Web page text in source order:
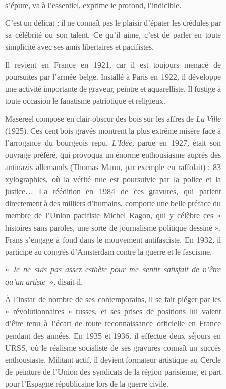
s’épure, va à l’essentiel, exprime le profond, l’indicible.
C’est un délicat : il ne connaît pas le plaisir d’épater les crédules par
sa célébrité ou son talent. Ce qu’il aime, c’est de parler en toute
simplicité avec ses amis libertaires et pacifistes.
Il revient en France en 1921, car il est toujours menacé de
poursuites par l’armée belge. Installé à Paris en 1922, il développe
une activité importante de graveur, peintre et aquarelliste. Il fustige à
toute occasion le fanatisme patriotique et religieux.
Masereel compose en clair-obscur des bois sur les affres de La Ville
(1925). Ces cent bois gravés montrent la plus extrême misère face à
l’arrogance du bourgeois repu. L’Idée, parue en 1927, était son
ouvrage préféré, qui provoqua un énorme enthousiasme auprès des
antinazis allemands (Thomas Mann, par exemple en raffolait) : 83
xylographies, où la vérité nue est poursuivie par la police et la
justice… La réédition en 1984 de ces gravures, qui parlent
directement à des milliers d’humains, comporte une belle préface du
membre de l’Union pacifiste Michel Ragon, qui y célèbre ces «
histoires sans paroles, une sorte de journalisme politique dessiné ».
Frans s’engage à fond dans le mouvement antifasciste. En 1932, il
participe au congrès d’Amsterdam contre la guerre et le fascisme.
«Je ne suis pas assez esthète pour me sentir satisfait de n’être
qu’un artiste », disait-il.
À l’instar de nombre de ses contemporains, il se fait piéger par les
« révolutionnaires » russes, et ses prises de positions lui valent
d’être tenu à l’écart de toute reconnaissance officielle en France
pendant des années. En 1935 et 1936, il effectue deux séjours en
URSS, où le réalisme socialiste de ses gravures connaît un succès
enthousiaste. Militant actif, il devient formateur artistique au Cercle
de peinture de l’Union des syndicats de la région parisienne, et part
pour l’Espagne républicaine lors de la guerre civile.